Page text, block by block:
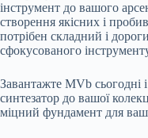
інструмент до вашого
створення якісних і
потрібен складний і
сфокусованого
Завантажте MVb сьогодні
синтезатор до вашої
міцний фундамент для